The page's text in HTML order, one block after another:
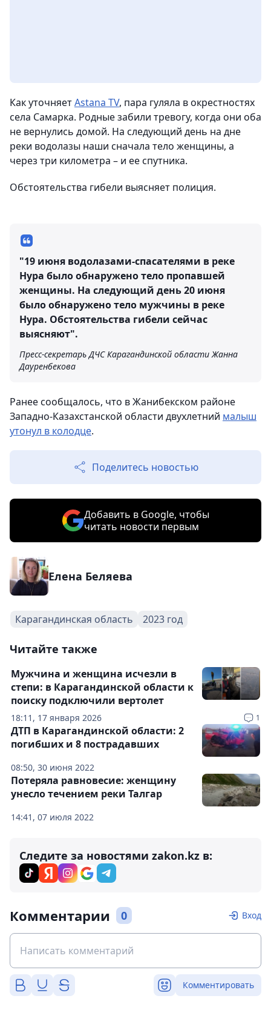
Как уточняетAstana TV, пара гуляла в окрестностях
села Самарка. Родные забили тревогу, когда они оба
не вернулись домой. На следующий день на дне
реки водолазы наши сначала тело женщины, а
через три километра – и ее спутника.
Обстоятельства гибели выясняет полиция.
"19 июня водолазами-спасателями в реке
Нура было обнаружено тело пропавшей
женщины. На следующий день 20 июня
было обнаружено тело мужчины в реке
Нура. Обстоятельства гибели сейчас
выясняют".
Пресс-секретарь ДЧС Карагандинской области Жанна
Дауренбекова
Ранее сообщалось, что в Жанибекском районе
Западно-Казахстанской области двухлетний малыш
утонул в колодце.
Поделитесь новостью
Добавить в Google, чтобы
читать новости первым
Елена Беляева
Карагандинская область 2023 год
Читайте также
18:11, 17 января 2026 1
Мужчина и женщина исчезли в
степи: в Карагандинской области к
поиску подключили вертолет
08:50, 30 июня 2022
ДТП в Карагандинской области: 2
погибших и 8 пострадавших
14:41, 07 июля 2022
Потеряла равновесие: женщину
унесло течением реки Талгар
Следите за новостями zakon.kz в:
Комментарии 0 Вход
Комментировать